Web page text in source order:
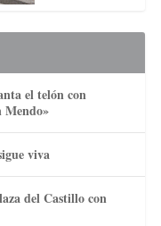
el telón con
viva
del Castillo con